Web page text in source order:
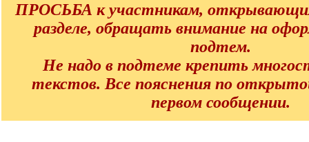
ПРОСЬБА к участникам,
разделе, обращать внимание на
подтем.
Не надо в подтеме крепить
текстов. Все пояснения по
первом сообщении.